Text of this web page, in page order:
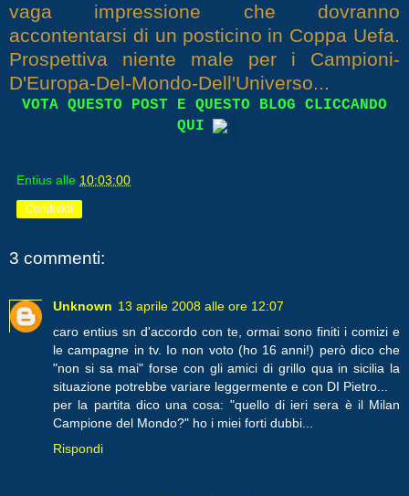
vaga impressione che dovranno
accontentarsi di un posticino in Coppa Uefa.
Prospettiva niente male per i Campioni-
D'Europa-Del-Mondo-Dell'Universo...
VOTA QUESTO POST E QUESTO BLOG CLICCANDO
QUI
Entius alle 10:03:00
Condividi
3 commenti:
Unknown 13 aprile 2008 alle ore 12:07
caro entius sn d'accordo con te, ormai sono finiti i comizi e
le campagne in tv. Io non voto (ho 16 anni!) però dico che
"non si sa mai" forse con gli amici di grillo qua in sicilia la
situazione potrebbe variare leggermente e con DI Pietro...
per la partita dico una cosa: "quello di ieri sera è il Milan
Campione del Mondo?" ho i miei forti dubbi...
Rispondi